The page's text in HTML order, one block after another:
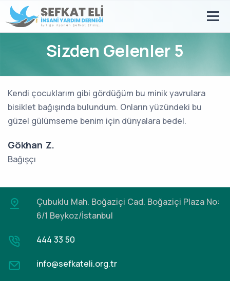
Sizden Gelenler 5
Kendi çocuklarım gibi gördüğüm bu minik yavrulara
bisiklet bağışında bulundum. Onların yüzündeki bu
güzel gülümseme benim için dünyalara bedel.
Gökhan Z.
Bağışçı
Çubuklu Mah. Boğaziçi Cad. Boğaziçi Plaza No:
6/1 Beykoz/İstanbul
444 33 50
info@sefkateli.org.tr